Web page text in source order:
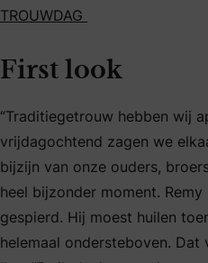
TROUWDAG
First look
“Traditiegetrouw hebben wij
vrijdagochtend zagen we
bijzijn van onze ouders,
heel bijzonder moment.
gespierd. Hij moest huilen
helemaal ondersteboven. Dat